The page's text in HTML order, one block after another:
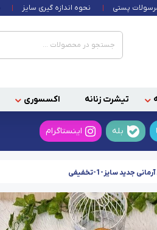
پستی نحوه اندازه گیری سایز
تیشرت زنانه اکسسوری
بله اینستاگرام
سایز-1-تخفیفی